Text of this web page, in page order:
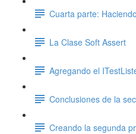
Cuarta parte:
La Clase Soft Assert
Agregando el
Conclusiones de la
Creando la segunda